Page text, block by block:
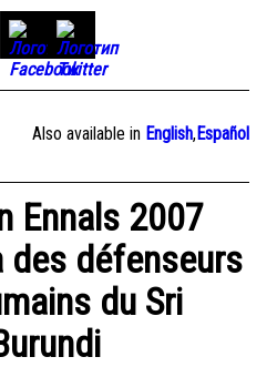
Also available in English,Español
Ennals 2007
des défenseurs
du Sri